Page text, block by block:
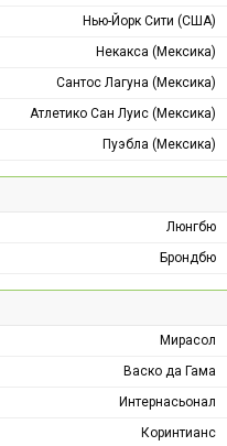
Нью-Йорк Сити (США)
Некакса (Мексика)
Сантос Лагуна (Мексика)
Атлетико Сан Луис (Мексика)
Пуэбла (Мексика)
Люнгбю
Брондбю
Мирасол
Васко да Гама
Интернасьонал
Коринтианс